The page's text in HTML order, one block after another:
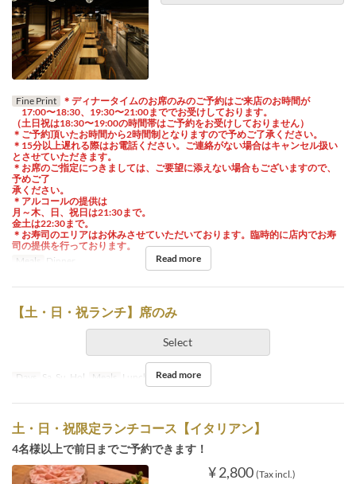
Fine Print
＊ディナータイムのお席のみのご予約はご来店のお時間が
17:00〜18:30、19:30〜21:00まででお受けしております。
（土日祝は18:30〜19:00の時間帯はご予約をお受けしておりません）
＊ご予約頂いたお時間から2時間制となりますので予めご了承ください。
＊15分以上遅れる際はお電話ください。ご連絡がない場合はキャンセル扱い
とさせていただきます。
＊お席のご指定につきましては、ご要望に添えない場合もございますので、
予めご了
承ください。
＊アルコールの提供は
月～木、日、祝日は21:30まで。
金土は22:30まで。
＊お寿司のエリアはお休みさせていただいております。臨時的に店内でお寿
司の提供を行っております。
Meals
Dinner Read more
【土・日・祝ランチ】席のみ
Select
Days Sa, Su, Hol Meals Lunch Read more
土・日・祝限定ランチコース【イタリアン】
4名様以上で前日までご予約できます！
¥ 2,800 (Tax incl.)